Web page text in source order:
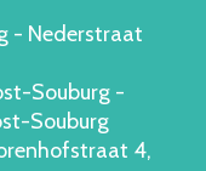
- Nederstraat
Souburg -
Souburg
4,